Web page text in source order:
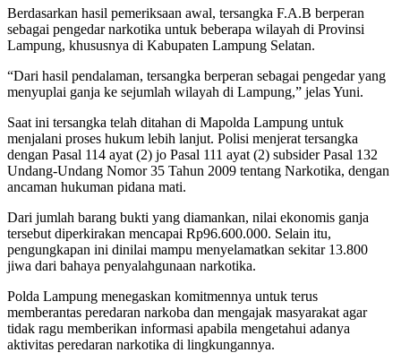
Berdasarkan hasil pemeriksaan awal, tersangka F.A.B berperan
sebagai pengedar narkotika untuk beberapa wilayah di Provinsi
Lampung, khususnya di Kabupaten Lampung Selatan.
“Dari hasil pendalaman, tersangka berperan sebagai pengedar yang
menyuplai ganja ke sejumlah wilayah di Lampung,” jelas Yuni.
Saat ini tersangka telah ditahan di Mapolda Lampung untuk
menjalani proses hukum lebih lanjut. Polisi menjerat tersangka
dengan Pasal 114 ayat (2) jo Pasal 111 ayat (2) subsider Pasal 132
Undang-Undang Nomor 35 Tahun 2009 tentang Narkotika, dengan
ancaman hukuman pidana mati.
Dari jumlah barang bukti yang diamankan, nilai ekonomis ganja
tersebut diperkirakan mencapai Rp96.600.000. Selain itu,
pengungkapan ini dinilai mampu menyelamatkan sekitar 13.800
jiwa dari bahaya penyalahgunaan narkotika.
Polda Lampung menegaskan komitmennya untuk terus
memberantas peredaran narkoba dan mengajak masyarakat agar
tidak ragu memberikan informasi apabila mengetahui adanya
aktivitas peredaran narkotika di lingkungannya.